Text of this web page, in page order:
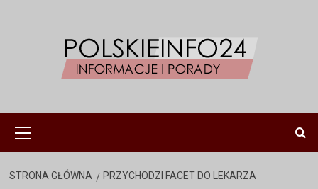
główne
STRONA GŁÓWNA PRZYCHODZI FACET DO LEKARZA